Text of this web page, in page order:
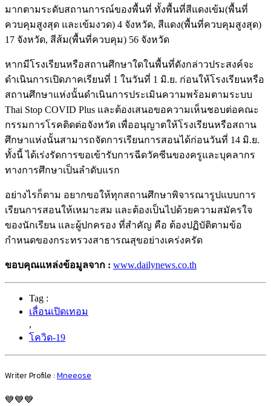
มากตามระดับสถานการณ์ของพื้นที่ ทั้งพื้นที่สีแดงเข้ม(พื้นที่
ควบคุมสูงสุด และเข้มงวด) 4 จังหวัด, สีแดง(พื้นที่ควบคุมสูงสุด)
17 จังหวัด, สีส้ม(พื้นที่ควบคุม) 56 จังหวัด
หากมีโรงเรียนหรือสถานศึกษาใดในพื้นที่ดังกล่าวประสงค์จะ
ดำเนินการเปิดภาคเรียนที่ 1 ในวันที่ 1 มิ.ย. ก่อนให้โรงเรียนหรือ
สถานศึกษาแห่งนั้นดำเนินการประเมินความพร้อมตามระบบ
Thai Stop COVID Plus และต้องเสนอขอความเห็นชอบต่อคณะ
กรรมการโรคติดต่อจังหวัด เพื่ออนุญาตให้โรงเรียนหรือสถาน
ศึกษาแห่งนั้นสามารถจัดการเรียนการสอนได้ก่อนวันที่ 14 มิ.ย.
ทั้งนี้ ได้เร่งรัดการขอเข้ารับการฉีดวัคซีนของครูและบุคลากร
ทางการศึกษาเป็นลำดับแรก
อย่างไรก็ตาม อยากขอให้ทุกสถานศึกษาพิจารณารูปแบบการ
เรียนการสอนให้เหมาะสม และต้องเป็นไปด้วยความสมัครใจ
ของนักเรียน และผู้ปกครอง ที่สำคัญ คือ ต้องปฏิบัติตามข้อ
กำหนดของกระทรวงสาธารณสุขอย่างเคร่งครัด
ขอบคุณแหล่งข้อมูลจาก : www.dailynews.co.th
Tag :
เลื่อนเปิดเทอม
,
โควิด-19
Writer Profile : Mneeose
💙💙💙